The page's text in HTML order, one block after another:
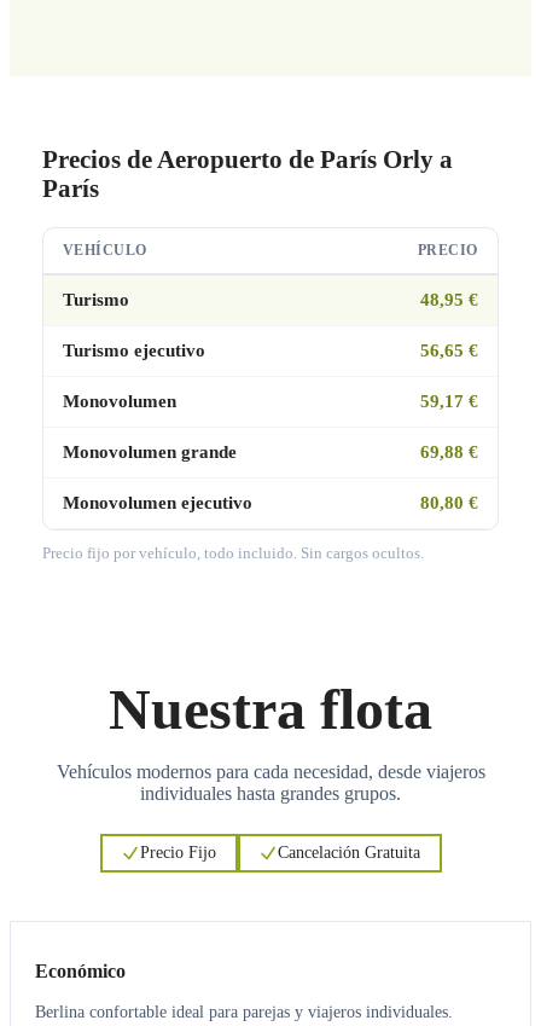
Precios de Aeropuerto de París Orly a
París
VEHÍCULO PRECIO
Turismo 48,95 €
Turismo ejecutivo 56,65 €
Monovolumen 59,17 €
Monovolumen grande 69,88 €
Monovolumen ejecutivo 80,80 €
Precio fijo por vehículo, todo incluido. Sin cargos ocultos.
Nuestra flota
Vehículos modernos para cada necesidad, desde viajeros
individuales hasta grandes grupos.
Precio Fijo Cancelación Gratuita
Económico
Berlina confortable ideal para parejas y viajeros individuales.